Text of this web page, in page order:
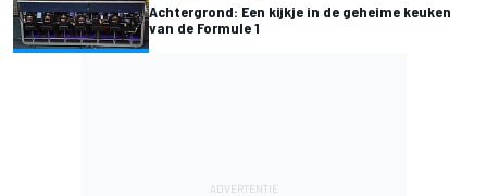
Achtergrond: Een kijkje in de geheime keuken
van de Formule 1